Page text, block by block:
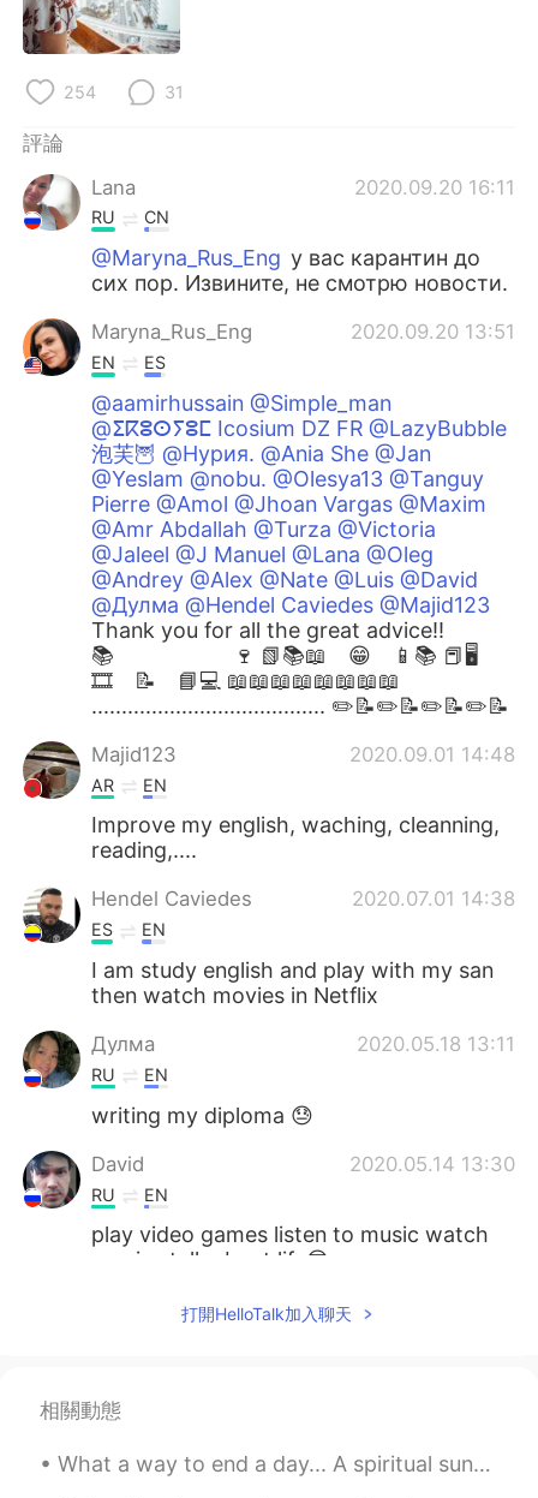
254 31
評論
Lana
2020.09.20 16:11
RU CN
@Maryna_Rus_Eng у вас карантин до
сих пор. Извините, не смотрю новости.
Maryna_Rus_Eng 2020.09.20 13:51
EN ES
@aamirhussain @Simple_man
@ⵉⴽⵓⵙⵢⵓⵎ Icosium DZ FR @LazyBubble
泡芙🦉 @Нурия. @Ania She @Jan
@Yeslam @nobu. @Olesya13 @Tanguy
Pierre @Amol @Jhoan Vargas @Maxim
@Amr Abdallah @Turza @Victoria
@Jaleel @J Manuel @Lana @Oleg
@Andrey @Alex @Nate @Luis @David
@Дулма @Hendel Caviedes @Majid123
Thank you for all the great advice!! ⁣
📚 🍷 📗📚📖 😁 📱📚 📕🖥
🎞 📝 📘💻 📖⁣📖📖📖📖📖📖📖
....................................... ✏️📝✏️📝✏️📝✏️📝
Majid123 2020.09.01 14:48
AR EN
Improve my english, waching, cleanning,
reading,....
Hendel Caviedes 2020.07.01 14:38
ES EN
I am study english and play with my san
then watch movies in Netflix
Дулма 2020.05.18 13:11
RU EN
writing my diploma 😓
David 2020.05.14 13:30
RU EN
play video games listen to music watch
movies talk about life😎
2020.05.02 12:18
ventana
Nate 2020.05.01 08:08
打開HelloTalk加入聊天
相關動態
What a way to end a day... A spiritual sunset over the Indian Ocean at Eglinton, Western Australi...